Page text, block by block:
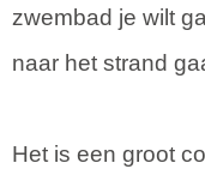
zwembad je wilt
naar het strand
Het is een groot